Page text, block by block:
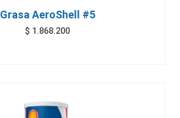
Grasa AeroShell #5
$ 1.868.200